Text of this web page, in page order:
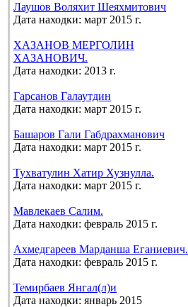
Лаушов Воляхит Шеяхмитович
Дата находки: март 2015 г.
ХАЗАНОВ МЕРГОЛИН
ХАЗАНОВИЧ.
Дата находки: 2013 г.
Гарсанов Галаутдин
Дата находки: март 2015 г.
Башаров Гали Габдрахманович
Дата находки: март 2015 г.
Тухватулин Хатир Хузнулла.
Дата находки: март 2015 г.
Мавлекаев Салим.
Дата находки: февраль 2015 г.
Ахмедгареев Марданша Еганиевич.
Дата находки: февраль 2015 г.
Темирбаев Янгал(л)и
Дата находки: январь 2015